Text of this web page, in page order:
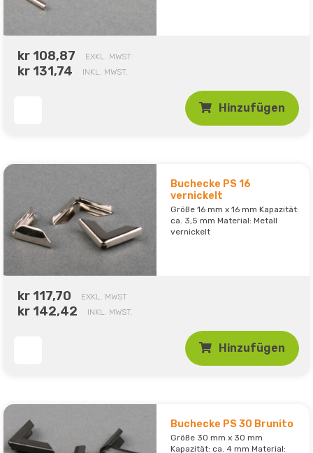
kr 108,87 EXKL. MWST
kr 131,74 INKL. MWST.
Hinzufügen
Buchecke PS 16
vernickelt
Größe 16 mm x 16 mm Kapazität:
ca. 3,5 mm Material: Metall
vernickelt
kr 117,70 EXKL. MWST
kr 142,42 INKL. MWST.
Hinzufügen
Buchecke PS 30 Brunito
Größe 30 mm x 30 mm
Kapazität: ca. 4 mm Material: